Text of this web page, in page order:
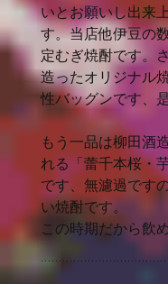
いとお願いし出来
す。当店他伊豆の
定むぎ焼酎です。
造ったオリジナル
性バッグンです、
もう一品は柳田酒
れる「蕾千本桜・
です、無濾過です
い焼酎です。
この時期だから飲